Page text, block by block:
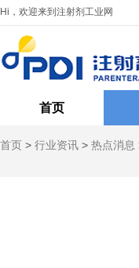
Hi，欢迎来到注射剂工业网
首页
首页 > 行业资讯 > 热点消息